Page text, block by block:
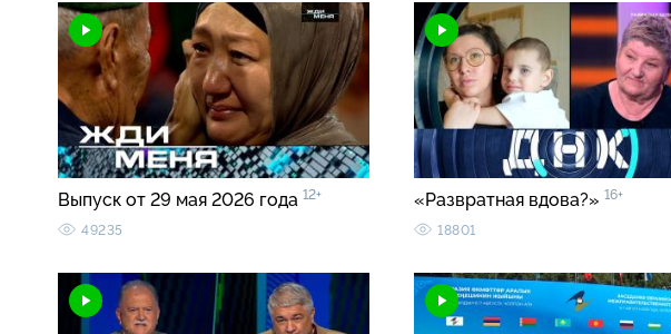
Выпуск от 29 мая 2026 года 12+
49235
«Развратная вдова?» 16+
18801